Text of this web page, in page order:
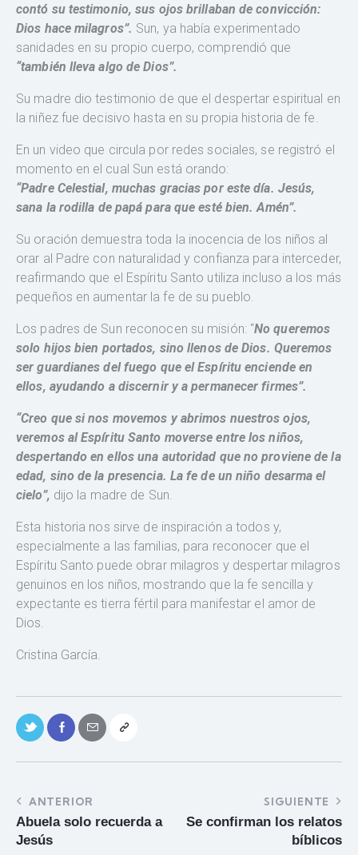
contó su testimonio, sus ojos brillaban de convicción:
Dios hace milagros”. Sun, ya había experimentado
sanidades en su propio cuerpo, comprendió que
“también lleva algo de Dios”.
Su madre dio testimonio de que el despertar espiritual en
la niñez fue decisivo hasta en su propia historia de fe.
En un video que circula por redes sociales, se registró el
momento en el cual Sun está orando:
“Padre Celestial, muchas gracias por este día. Jesús,
sana la rodilla de papá para que esté bien. Amén”.
Su oración demuestra toda la inocencia de los niños al
orar al Padre con naturalidad y confianza para interceder,
reafirmando que el Espíritu Santo utiliza incluso a los más
pequeños en aumentar la fe de su pueblo.
Los padres de Sun reconocen su misión: “No queremos
solo hijos bien portados, sino llenos de Dios. Queremos
ser guardianes del fuego que el Espíritu enciende en
ellos, ayudando a discernir y a permanecer firmes”.
“Creo que si nos movemos y abrimos nuestros ojos,
veremos al Espíritu Santo moverse entre los niños,
despertando en ellos una autoridad que no proviene de la
edad, sino de la presencia. La fe de un niño desarma el
cielo”, dijo la madre de Sun.
Esta historia nos sirve de inspiración a todos y,
especialmente a las familias, para reconocer que el
Espíritu Santo puede obrar milagros y despertar milagros
genuinos en los niños, mostrando que la fe sencilla y
expectante es tierra fértil para manifestar el amor de
Dios.
Cristina García.
ANTERIOR
Abuela solo recuerda a
Jesús
SIGUIENTE
Se confirman los relatos
bíblicos